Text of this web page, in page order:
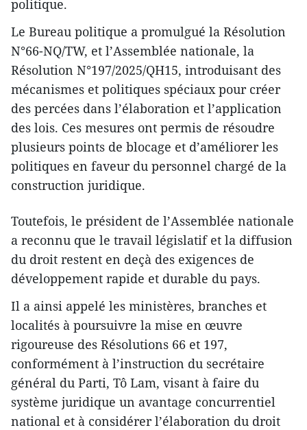
politique.
Le Bureau politique a promulgué la Résolution
N°66-NQ/TW, et l’Assemblée nationale, la
Résolution N°197/2025/QH15, introduisant des
mécanismes et politiques spéciaux pour créer
des percées dans l’élaboration et l’application
des lois. Ces mesures ont permis de résoudre
plusieurs points de blocage et d’améliorer les
politiques en faveur du personnel chargé de la
construction juridique.
Toutefois, le président de l’Assemblée nationale
a reconnu que le travail législatif et la diffusion
du droit restent en deçà des exigences de
développement rapide et durable du pays.
Il a ainsi appelé les ministères, branches et
localités à poursuivre la mise en œuvre
rigoureuse des Résolutions 66 et 197,
conformément à l’instruction du secrétaire
général du Parti, Tô Lam, visant à faire du
système juridique un avantage concurrentiel
national et à considérer l’élaboration du droit